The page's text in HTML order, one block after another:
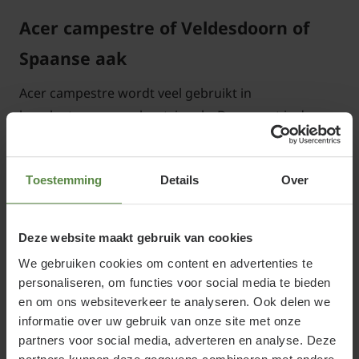
Toestemming Details Over
Deze website maakt gebruik van cookies
We gebruiken cookies om content en advertenties te
personaliseren, om functies voor social media te bieden
en om ons websiteverkeer te analyseren. Ook delen we
informatie over uw gebruik van onze site met onze
partners voor social media, adverteren en analyse. Deze
Acer campestre of Veldesdoorn of
Spaanse aak
Acer campestre wordt veel gebruikt in
bosplantsoenen en houtsingels. Daarnaast is de
Veldesdoorn ook geschikt als (gemengde) haag. De
Spaanse aak bloeit vanaf eind april met
onopvallende, geelgroene bloempjes waaruit zich in
mei de vleugelnootjes ontwikkelen (helikoptertjes).
aanhoudt. De Acer campestre is een van de eerste
tuinplanten waar zich in het voorjaar blad aan
ontwikkelt.